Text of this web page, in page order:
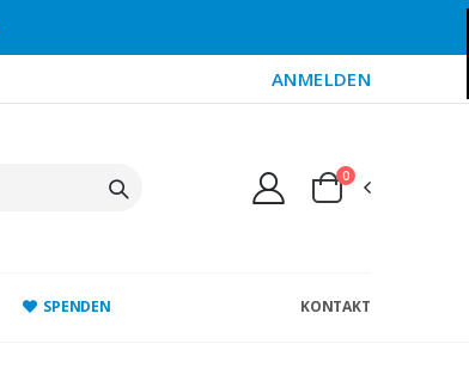
ANMELDEN
0
SPENDEN KONTAKT